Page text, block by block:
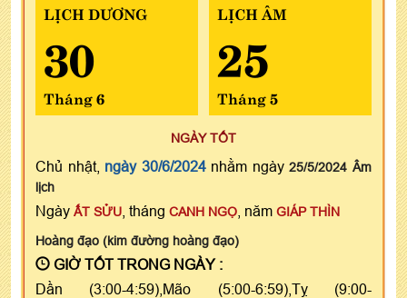
LỊCH DƯƠNG
30
Tháng 6
LỊCH ÂM
25
Tháng 5
NGÀY TỐT
Chủ nhật, ngày 30/6/2024nhằm ngày25/5/2024 Âm
lịch
Ngày ẤT SỬU , tháng CANH NGỌ , năm GIÁP THÌN
Hoàng đạo (kim đường hoàng đạo)
GIỜ TỐT TRONG NGÀY :
Dần (3:00-4:59),Mão (5:00-6:59),Tỵ (9:00-